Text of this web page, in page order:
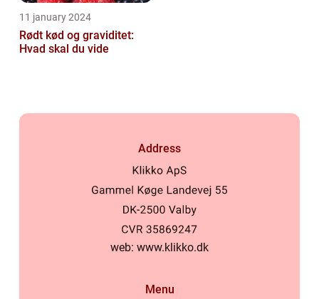
11 january 2024
Rødt kød og graviditet:
Hvad skal du vide
Address
web: www.klikko.dk
Menu